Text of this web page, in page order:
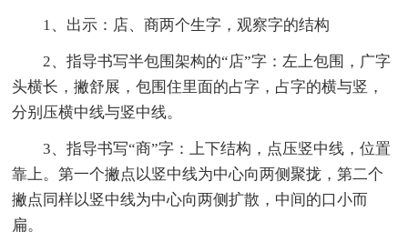
1、出示：店、商两个生字，观察字的结构
2、指导书写半包围架构的“店”字：左上包围，广字
头横长，撇舒展，包围住里面的占字，占字的横与竖，
分别压横中线与竖中线。
3、指导书写“商”字：上下结构，点压竖中线，位置
靠上。第一个撇点以竖中线为中心向两侧聚拢，第二个
撇点同样以竖中线为中心向两侧扩散，中间的口小而
扁。